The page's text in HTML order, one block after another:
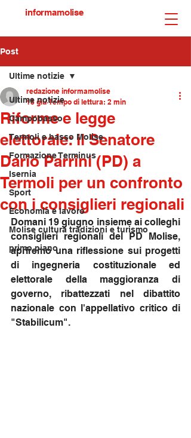
informamolise
Post
Ultime notizie
Campobasso
Termoli e basso Molise
Formazione Terminus
Isernia
Sport
Economia e lavoro
Molise cultura tradizioni e turismo
primo piano
Ultime notizie
Riforme e legge
elettorale: il Senatore
Dario Parrini (PD) a
Termoli per un confronto
con i consiglieri regionali
redazione informamolise
18 giu Tempo di lettura: 2 min
Domani 19 giugno insieme ai colleghi
consiglieri regionali del PD Molise,
apriremo una riflessione sui progetti
di ingegneria costituzionale ed
elettorale della maggioranza di
governo, ribattezzati nel dibattito
nazionale con l'appellativo critico di
"Stabilicum".